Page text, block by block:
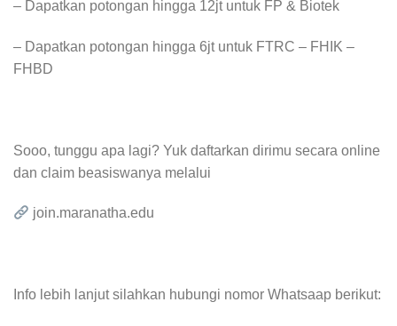
– ⁠Dapatkan potongan hingga 12jt untuk FP & Biotek
– Dapatkan potongan hingga 6jt untuk FTRC – FHIK⁠ –
FHBD
Sooo, tunggu apa lagi? Yuk daftarkan dirimu secara online
dan claim beasiswanya melalui
join.maranatha.edu
Info lebih lanjut silahkan hubungi nomor Whatsaap berikut: